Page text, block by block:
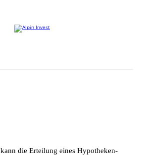
kann die Er­tei­lung ei­nes Hy­po­the­ken-